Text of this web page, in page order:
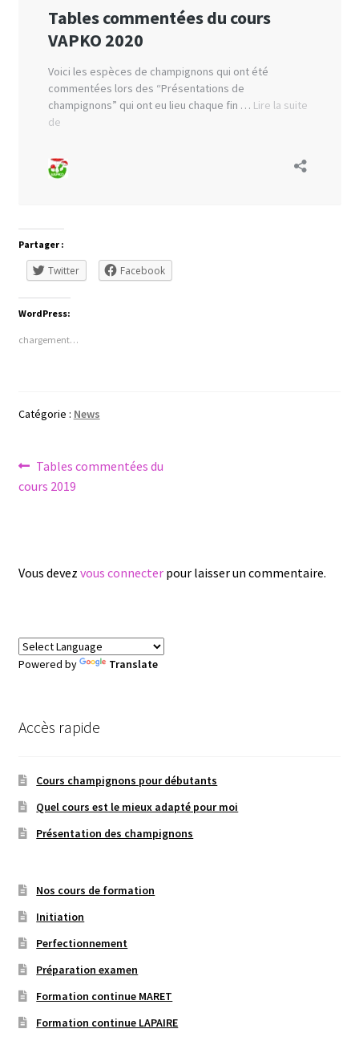
Partager :
Twitter Facebook
WordPress:
chargement…
Catégorie : News
Navigation
de
Article
précédent :
Tables commentées du
cours 2019
Vous devez vous connecterpour laisser un commentaire.
Powered by Translate
Accès rapide
Cours champignons pour débutants
Quel cours est le mieux adapté pour moi
Présentation des champignons
Nos cours de formation
Initiation
Perfectionnement
Préparation examen
Formation continue MARET
Formation continue LAPAIRE